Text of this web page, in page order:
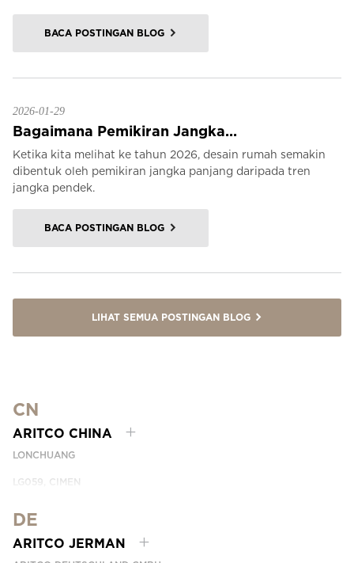
BACA POSTINGAN BLOG
2026-01-29
Bagaimana Pemikiran Jangka...
Ketika kita melihat ke tahun 2026, desain rumah semakin
dibentuk oleh pemikiran jangka panjang daripada tren
jangka pendek.
BACA POSTINGAN BLOG
LIHAT SEMUA POSTINGAN BLOG
CN
ARITCO CHINA
LONCHUANG
LG059, CIMEN
SHANGHAI, CHINA
EMAIL:INFO.CHINA@ARITCO.COM
TELEPON:
+86 400 6233 121
DE
ARITCO JERMAN